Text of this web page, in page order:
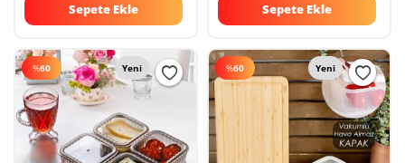
Sepete Ekle Sepete Ekle
%60 Yeni %60 Yeni